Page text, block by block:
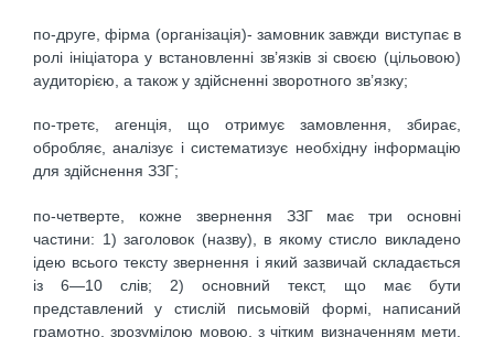
по-друге, фірма (організація)- замовник завжди виступає в
ролі ініціатора у встановленні зв’язків зі своєю (цільовою)
аудиторією, а також у здійсненні зворотного зв’язку;
по-третє, агенція, що отримує замовлення, збирає,
обробляє, аналізує і систематизує необхідну інформацію
для здійснення ЗЗГ;
по-четверте, кожне звернення ЗЗГ має три основні
частини: 1) заголовок (назву), в якому стисло викладено
ідею всього тексту звернення і який зазвичай складається
із 6—10 слів; 2) основний текст, що має бути
представлений у стислій письмовій формі, написаний
грамотно, зрозумілою мовою, з чітким визначен­ням мети,